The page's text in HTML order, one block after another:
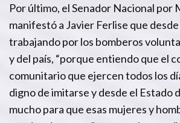
Por último, el Senador Nacional por
manifestó a Javier Ferlise que
trabajando por los bomberos
y del país, “porque entiendo que el
comunitario que ejercen todos los
digno de imitarse y desde el Estado
mucho para que esas mujeres y